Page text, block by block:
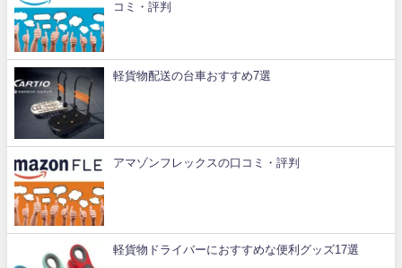
コミ・評判
軽貨物配送の台車おすすめ7選
アマゾンフレックスの口コミ・評判
軽貨物ドライバーにおすすめな便利グッズ17選